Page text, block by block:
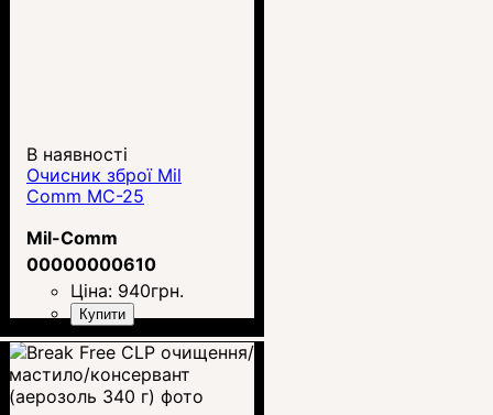
В наявності
Очисник зброї Mil
Comm MC-25
Mil-Comm
00000000610
Ціна: 940грн.
Купити